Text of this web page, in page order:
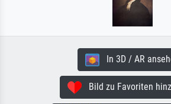
In 3D / AR
Bild zu Favoriten